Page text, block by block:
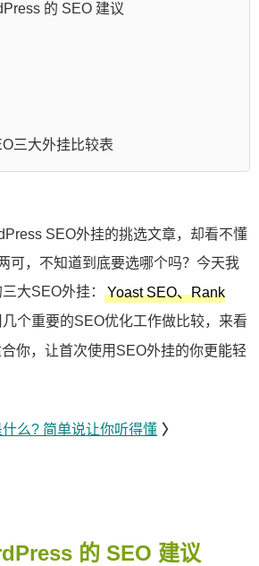
的 SEO 建议
三大外挂比较表
SEO外挂的挑选文章，却看不懂
可，不知道到底要选哪个吗？今天我
大SEO外挂：
Yoast SEO、Rank
几个重要的SEO优化工作做比较，来看
你，让首次使用SEO外挂的你更能轻
么? 简单说让你听得懂 〉
的 SEO 建议